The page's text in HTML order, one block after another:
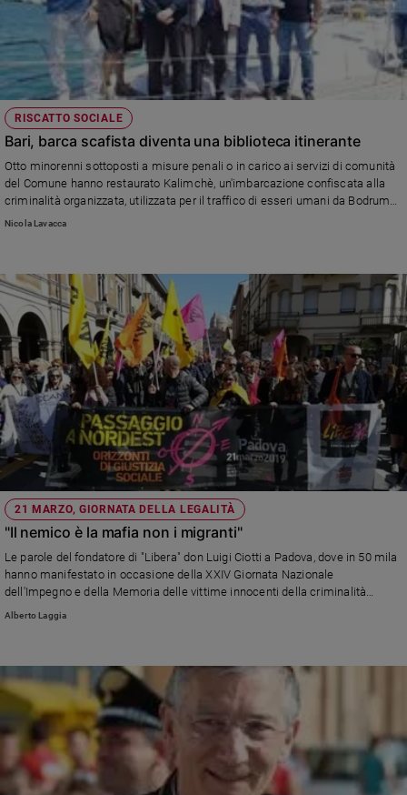
RISCATTO SOCIALE
Bari, barca scafista diventa una biblioteca itinerante
Otto minorenni sottoposti a misure penali o in carico ai servizi di comunità
del Comune hanno restaurato Kalimchè, un'imbarcazione confiscata alla
criminalità organizzata, utilizzata per il traffico di esseri umani da Bodrum
(Turchia) a Otranto e concessa dal ministero della Giustizia per le attività di
Nicola Lavacca
21 MARZO, GIORNATA DELLA LEGALITÀ
"Il nemico è la mafia non i migranti"
Le parole del fondatore di "Libera" don Luigi Ciotti a Padova, dove in 50 mila
hanno manifestato in occasione della XXIV Giornata Nazionale
dell'Impegno e della Memoria delle vittime innocenti della criminalità
organizzata.
Alberto Laggia